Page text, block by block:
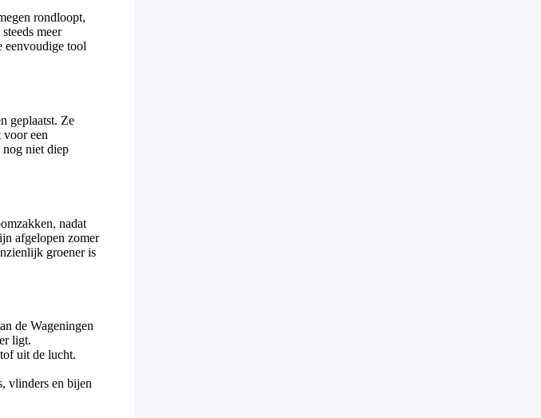
rondloopt,
meer
eenvoudige tool
geplaatst. Ze
een
niet diep
nadat
afgelopen zomer
groener is
de Wageningen
ligt.
uit de lucht.
vlinders en bijen